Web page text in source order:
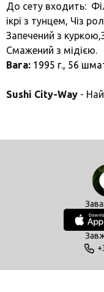
До сету входить:
ікрі з тунцем, Чіз
Запечений з
Смажений з мідією.
Вага: 1995 г., 56
Sushi City-Way -